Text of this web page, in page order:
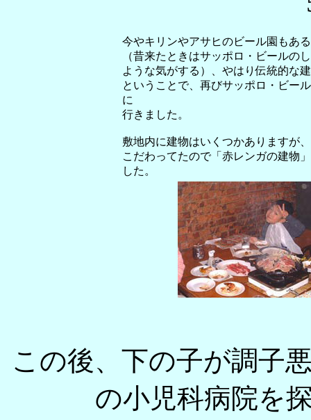
今やキリンやアサヒのビール園もあ
（昔来たときはサッポロ・ビールの
ような気がする）、やはり伝統的な
ということで、再びサッポロ・ビー
に
行きました。
敷地内に建物はいくつかありますが、
こだわってたので「赤レンガの建物
した。
この後、下の子が調子
の小児科病院を